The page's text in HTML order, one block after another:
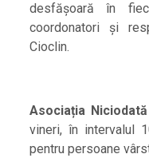
desfășoară în
coordonatori și
Cioclin.
Asociația
vineri, în intervalul
pentru persoane